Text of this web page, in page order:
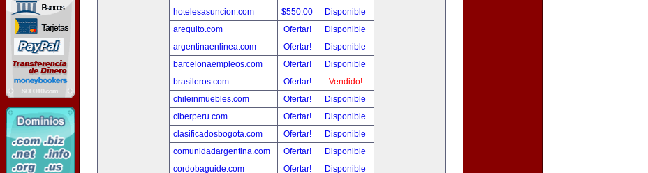
hotelesasuncion.com
$550.00
Disponible
arequito.com
Ofertar!
Disponible
argentinaenlinea.com
Ofertar!
Disponible
barcelonaempleos.com
Ofertar!
Disponible
brasileros.com
Ofertar!
Vendido!
chileinmuebles.com
Ofertar!
Disponible
ciberperu.com
Ofertar!
Disponible
clasificadosbogota.com
Ofertar!
Disponible
comunidadargentina.com
Ofertar!
Disponible
cordobaguide.com
Ofertar!
Disponible